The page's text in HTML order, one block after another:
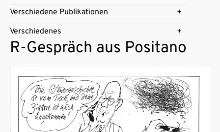
Verschiedene Publikationen
Verschiedenes
R-Gespräch aus Positano